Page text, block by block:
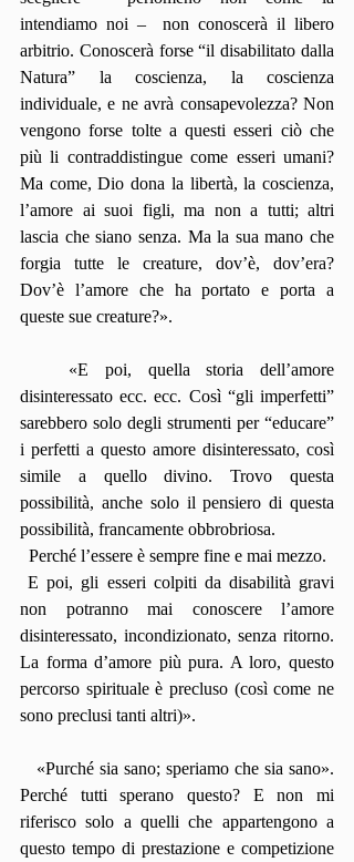
intendiamo noi –  non conoscerà il libero
arbitrio. Conoscerà forse “il disabilitato dalla
Natura” la coscienza, la coscienza
individuale, e ne avrà consapevolezza? Non
vengono forse tolte a questi esseri ciò che
più li contraddistingue come esseri umani?
Ma come, Dio dona la libertà, la coscienza,
l’amore ai suoi figli, ma non a tutti; altri
lascia che siano senza. Ma la sua mano che
forgia tutte le creature, dov’è, dov’era?
Dov’è l’amore che ha portato e porta a
queste sue creature?».
disinteressato ecc. ecc. Così “gli imperfetti”
sarebbero solo degli strumenti per “educare”
i perfetti a questo amore disinteressato, così
simile a quello divino. Trovo questa
possibilità, anche solo il pensiero di questa
possibilità, francamente obbrobriosa.
  Perché l’essere è sempre fine e mai mezzo.
E poi, gli esseri colpiti da disabilità gravi
non potranno mai conoscere l’amore
disinteressato, incondizionato, senza ritorno.
La forma d’amore più pura. A loro, questo
percorso spirituale è precluso (così come ne
sono preclusi tanti altri)».
Perché tutti sperano questo? E non mi
riferisco solo a quelli che appartengono a
questo tempo di prestazione e competizione